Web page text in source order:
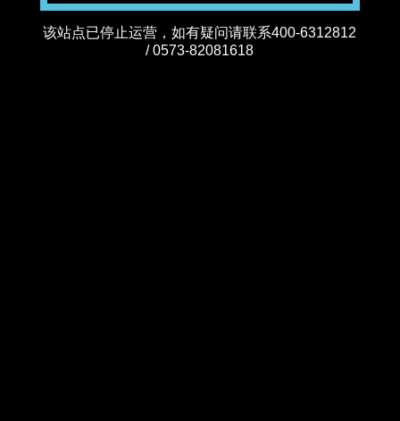
该站点已停止运营，如有疑问请联系400-6312812
/ 0573-82081618